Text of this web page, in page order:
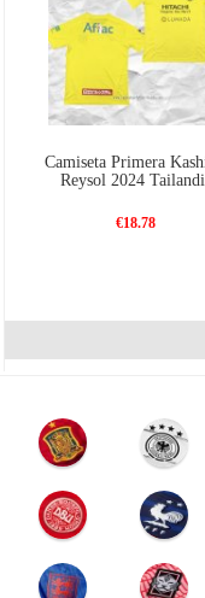
Camiseta Primera
Reysol 2024
€18.78